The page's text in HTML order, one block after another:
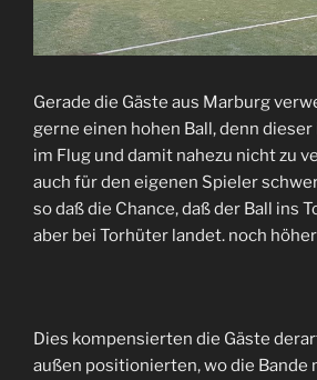
Gerade die Gäste aus Marburg
gerne einen hohen Ball, denn
im Flug und damit nahezu nicht zu
auch für den eigenen Spieler
so daß die Chance, daß der Ball ins
aber bei Torhüter landet. noch
Dies kompensierten die Gäste
außen positionierten, wo die Bande